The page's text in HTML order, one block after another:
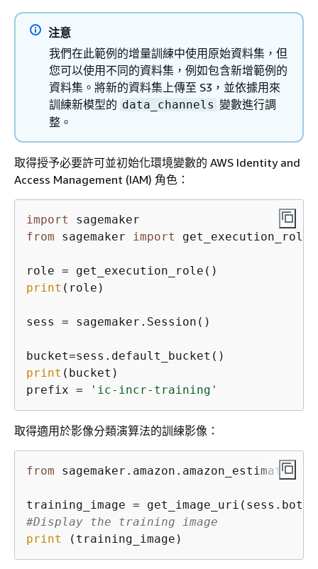
注意
我們在此範例的增量訓練中使用原始資料集，但
您可以使用不同的資料集，例如包含新增範例的
資料集。將新的資料集上傳至 S3，並依據用來
訓練新模型的 data_channels 變數進行調
整。
取得授予必要許可並初始化環境變數的 AWS Identity and
Access Management (IAM) 角色：
import
from sagemaker import get_execution_role
print (role)
sess = sagemaker.Session()
print (bucket)
prefix =
'ic-incr-training'
取得適用於影像分類演算法的訓練影像：
from sagemaker.amazon.amazon_estimator
training_image =
#Display the training image
print
(training_image)